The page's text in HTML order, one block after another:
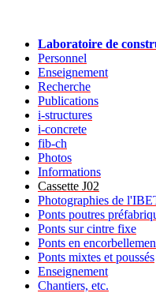
Laboratoire de
Personnel
Enseignement
Recherche
Publications
i-structures
i-concrete
fib-ch
Photos
Informations
Cassette J02
Photographies de
Ponts poutres
Ponts sur cintre fixe
Ponts en
Ponts mixtes et poussés
Enseignement
Chantiers, etc.